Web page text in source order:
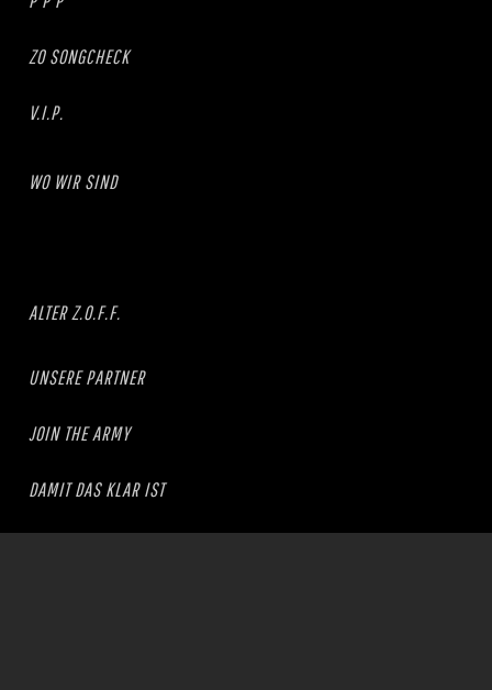
ZO SONGCHECK
V.I.P.
WO WIR SIND
ALTER Z.O.F.F.
UNSERE PARTNER
JOIN THE ARMY
DAMIT DAS KLAR IST